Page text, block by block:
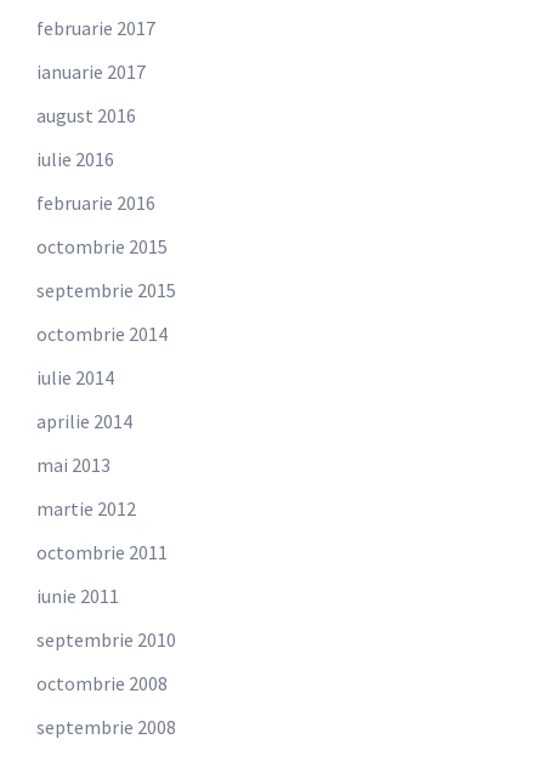
februarie 2017
ianuarie 2017
august 2016
iulie 2016
februarie 2016
octombrie 2015
septembrie 2015
octombrie 2014
iulie 2014
aprilie 2014
mai 2013
martie 2012
octombrie 2011
iunie 2011
septembrie 2010
octombrie 2008
septembrie 2008